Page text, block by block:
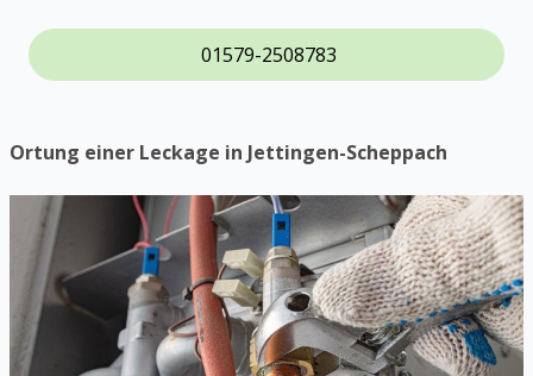
01579-2508783
Ortung einer Leckage in Jettingen-Scheppach